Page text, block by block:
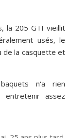
la 205 GTI vieillit
usés, le
de la casquette et
n'a rien
entretenir assez